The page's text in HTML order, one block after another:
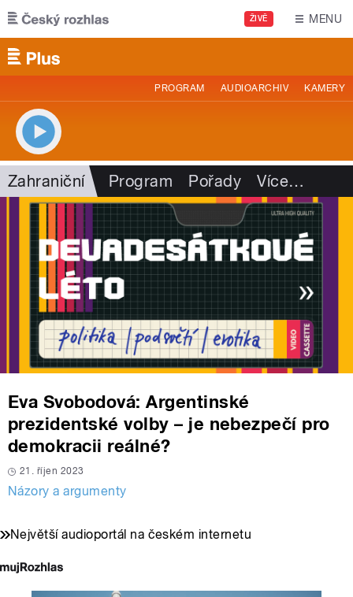
Přejít k hlavnímu obsahu
ŽIVĚ MENU
PROGRAM AUDIOARCHIV KAMERY
Zahraniční Program Pořady Více…
Eva Svobodová: Argentinské
prezidentské volby – je nebezpečí pro
demokracii reálné?
21. říjen 2023
Názory a argumenty
Největší audioportál na českém internetu